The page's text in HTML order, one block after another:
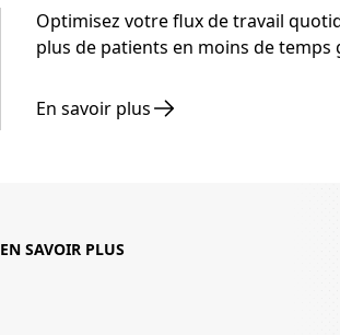
Optimisez votre flux de travail
plus de patients en moins de temps
établissements de soins primaires
En savoir plus
EN SAVOIR PLUS